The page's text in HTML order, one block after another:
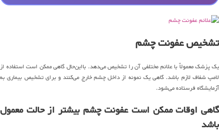
تشخیص عفونت چشم
یک پزشک معمولاً با علائم مختلفی آن را تشخیص می‌دهد. بااین‌حال گاهی ممکن است استفاده از
لامپ شفاف لازم باشد. گاهی یک نمونه از داخل چشم خارج می‌کنند و برای تشخیص بیماری به
آزمایشگاه فرستاده می‌شود.
گاهی اوقات ممکن است عفونت چشم بیشتر از حالت معمول
باشد